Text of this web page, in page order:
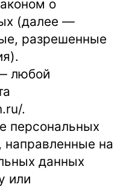
о
(далее —
разрешенные
любой
.
персональных
на
данных
или